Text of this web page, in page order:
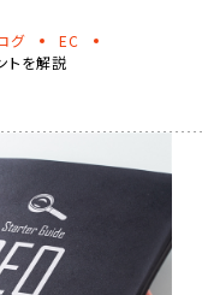
グ
EC
トを解説